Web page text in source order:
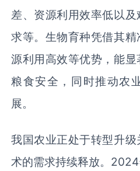
差、资源利用效率低以
求等。生物育种凭借其
源利用高效等优势，能
粮食安全，同时推动农
展。
我国农业正处于转型升
术的需求持续释放。